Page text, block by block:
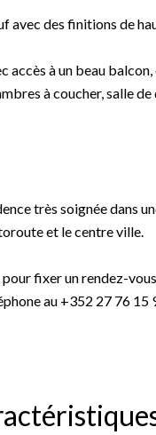
des finitions de
à un beau
à coucher, salle
très soignée dans
et le centre ville.
fixer un rendez-
au +352 27 76 15